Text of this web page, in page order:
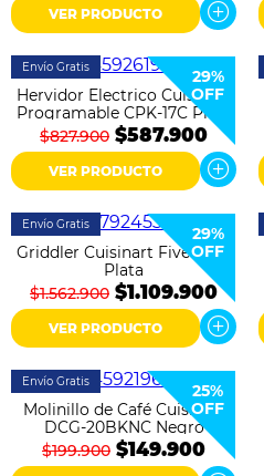
VER PRODUCTO
Envío Gratis
29%
OFF
Hervidor Electrico Cuisinart
Programable CPK-17C Plata
$827.900 $587.900
VER PRODUCTO
Envío Gratis
29%
OFF
Griddler Cuisinart Five GR-5
Plata
$1.562.900 $1.109.900
VER PRODUCTO
Envío Gratis
25%
OFF
Molinillo de Café Cuisinart
DCG-20BKNC Negro
$199.900 $149.900